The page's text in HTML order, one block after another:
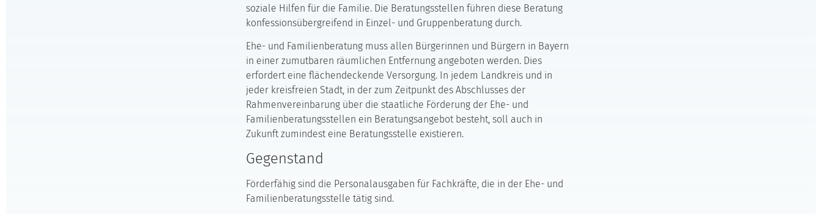
soziale Hilfen für die Familie. Die Beratungsstellen führen diese Beratung
konfessionsübergreifend in Einzel- und Gruppenberatung durch.
Ehe- und Familienberatung muss allen Bürgerinnen und Bürgern in Bayern
in einer zumutbaren räumlichen Entfernung angeboten werden. Dies
erfordert eine flächendeckende Versorgung. In jedem Landkreis und in
jeder kreisfreien Stadt, in der zum Zeitpunkt des Abschlusses der
Rahmenvereinbarung über die staatliche Förderung der Ehe- und
Familienberatungsstellen ein Beratungsangebot besteht, soll auch in
Zukunft zumindest eine Beratungsstelle existieren.
Gegenstand
Förderfähig sind die Personalausgaben für Fachkräfte, die in der Ehe- und
Familienberatungsstelle tätig sind.